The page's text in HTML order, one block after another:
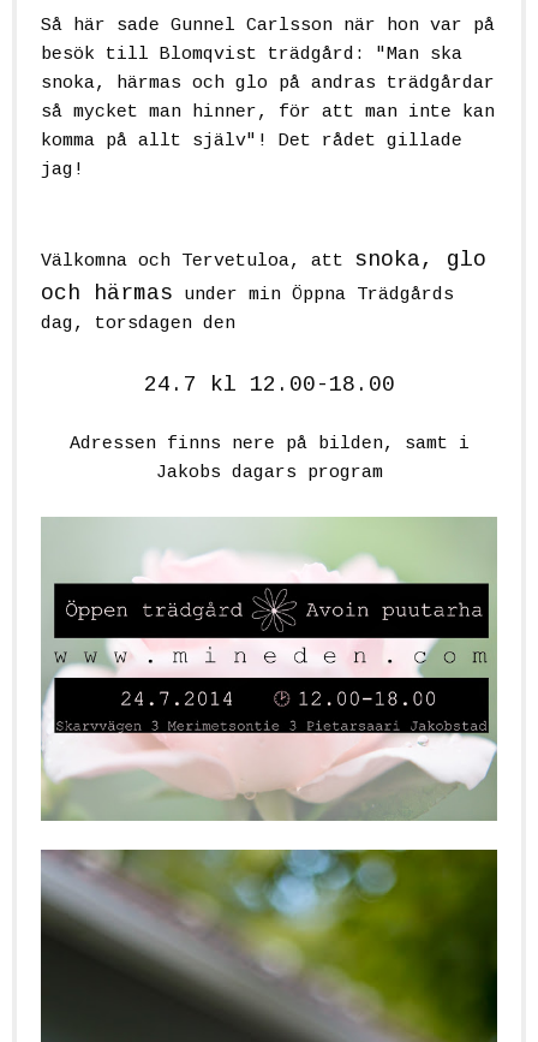
Så här sade Gunnel Carlsson när hon var på
besök till Blomqvist trädgård: "Man ska
snoka, härmas och glo på andras trädgårdar
så mycket man hinner, för att man inte kan
komma på allt själv"!
Det rådet gillade
jag!
Välkomna och Tervetuloa, att snoka, glo
och härmas under min Öppna Trädgårds
dag, torsdagen den
24.7 kl 12.00-18.00
Adressen finns nere på bilden, samt i
Jakobs dagars program